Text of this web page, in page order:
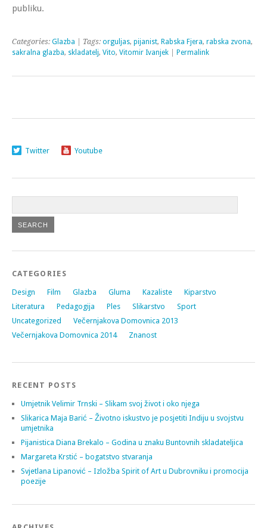
publiku.
Categories: Glazba | Tags: orguljas, pijanist, Rabska Fjera, rabska zvona,
sakralna glazba, skladatelj, Vito, Vitomir Ivanjek Permalink
Twitter Youtube
CATEGORIES
Design Film Glazba Gluma Kazaliste
Kiparstvo
Literatura
Pedagogija Ples Slikarstvo
Sport
Uncategorized
Večernjakova Domovnica 2013
Večernjakova Domovnica 2014
Znanost
RECENT POSTS
Umjetnik Velimir Trnski – Slikam svoj život i oko njega
Slikarica Maja Barić – Životno iskustvo je posjetiti Indiju u svojstvu
umjetnika
Pijanistica Diana Brekalo – Godina u znaku Buntovnih skladateljica
Margareta Krstić – bogatstvo stvaranja
Svjetlana Lipanović – Izložba Spirit of Art u Dubrovniku i promocija
poezije